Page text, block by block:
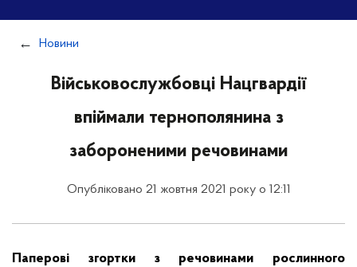
Новини
Військовослужбовці Нацгвардії
впіймали тернополянина з
забороненими речовинами
Опубліковано 21 жовтня 2021 року о 12:11
Паперові згортки з речовинами рослинного